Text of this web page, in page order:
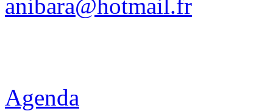
anibara@hotmail.fr
Agenda